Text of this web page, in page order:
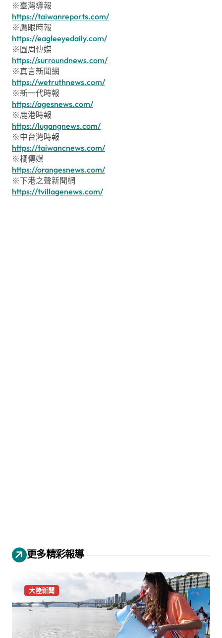
※臺灣導報
https://taiwanreports.com/
※鷹眼時報
https://eagleeyedaily.com/
※圓周傳媒
https://surroundnews.com/
※真言新聞網
https://wetruthnews.com/
※新一代時報
https://agesnews.com/
※鹿港時報
https://lugangnews.com/
※中台灣時報
https://taiwancnews.com/
※橘傳媒
https://orangesnews.com/
※下港之聲新聞網
https://tvillagenews.com/
更多精彩報導
大陸新聞